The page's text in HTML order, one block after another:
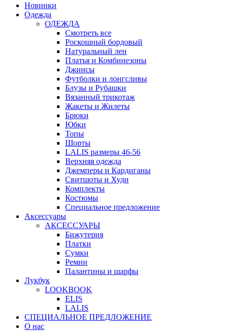
Новинки
Одежда
ОДЕЖДА
Смотреть все
Роскошный бордовый
Натуральный лен
Платья и Комбинезоны
Джинсы
Футболки и лонгсливы
Блузы и Рубашки
Вязанный трикотаж
Жакеты и Жилеты
Брюки
Юбки
Топы
Шорты
LALIS размеры 46-56
Верхняя одежда
Джемперы и Кардиганы
Свитшоты и Худи
Комплекты
Костюмы
Специальное предложение
Аксессуары
АКСЕССУАРЫ
Бижутерия
Платки
Сумки
Ремни
Палантины и шарфы
Лукбук
LOOKBOOK
ELIS
LALIS
СПЕЦИАЛЬНОЕ ПРЕДЛОЖЕНИЕ
О нас